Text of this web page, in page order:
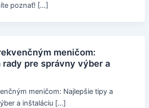
poznať! […]
meničom:
rady pre správny výber a
meničom: Najlepšie tipy a
a inštaláciu […]